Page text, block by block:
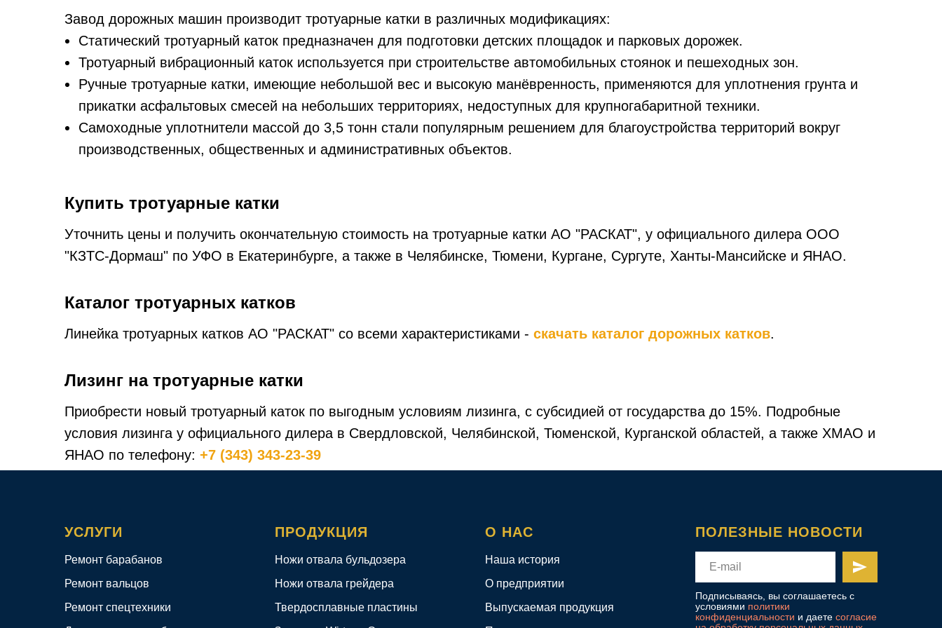
Завод дорожных машин производит тротуарные катки в различных модификациях:
Статический тротуарный каток предназначен для подготовки детских площадок и парковых дорожек.
Тротуарный вибрационный каток используется при строительстве автомобильных стоянок и пешеходных зон.
Ручные тротуарные катки, имеющие небольшой вес и высокую манёвренность, применяются для уплотнения грунта и
прикатки асфальтовых смесей на небольших территориях, недоступных для крупногабаритной техники.
Самоходные уплотнители массой до 3,5 тонн стали популярным решением для благоустройства территорий вокруг
производственных, общественных и административных объектов.
Купить тротуарные катки
Уточнить цены и получить окончательную стоимость на тротуарные катки АО "РАСКАТ", у официального дилера ООО
"КЗТС-Дормаш" по УФО в Екатеринбурге, а также в Челябинске, Тюмени, Кургане, Сургуте, Ханты-Мансийске и ЯНАО.
Каталог тротуарных катков
Линейка тротуарных катков АО "РАСКАТ" со всеми характеристиками - скачать каталог дорожных катков.
Лизинг на тротуарные катки
Приобрести новый тротуарный каток по выгодным условиям лизинга, с субсидией от государства до 15%. Подробные
условия лизинга у официального дилера в Свердловской, Челябинской, Тюменской, Курганской областей, а также ХМАО и
ЯНАО по телефону: +7 (343) 343-23-39
УСЛУГИ
Ремонт барабанов
Ремонт вальцов
Ремонт спецтехники
ПРОДУКЦИЯ
Ножи отвала бульдозера
Ножи отвала грейдера
Твердосплавные пластины
О НАС
Наша история
О предприятии
Выпускаемая продукция
ПОЛЕЗНЫЕ НОВОСТИ
Подписываясь, вы соглашаетесь с
условиями политики
конфиденциальности и даете согласие